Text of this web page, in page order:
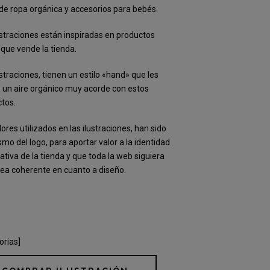
ropa orgánica y accesorios para bebés.
están inspiradas en productos
vende la tienda.
tienen un estilo «hand» que les
un aire orgánico muy acorde con estos
utilizados en las ilustraciones, han sido
del logo, para aportar valor a la identidad
de la tienda y que toda la web siguiera
coherente en cuanto a diseño.